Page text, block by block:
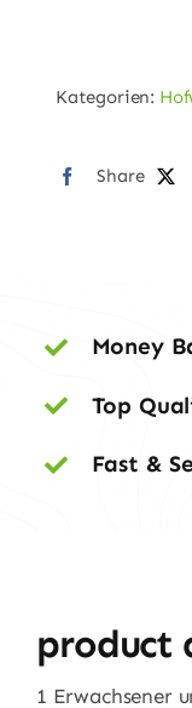
Kategorien:
Share
Money
Top
Fast &
product
1 Erwachsener